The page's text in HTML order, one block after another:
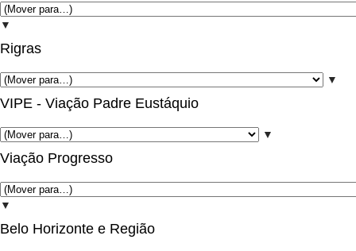
▼
Rigras
▼
VIPE - Viação Padre Eustáquio
▼
Viação Progresso
▼
Belo Horizonte e Região